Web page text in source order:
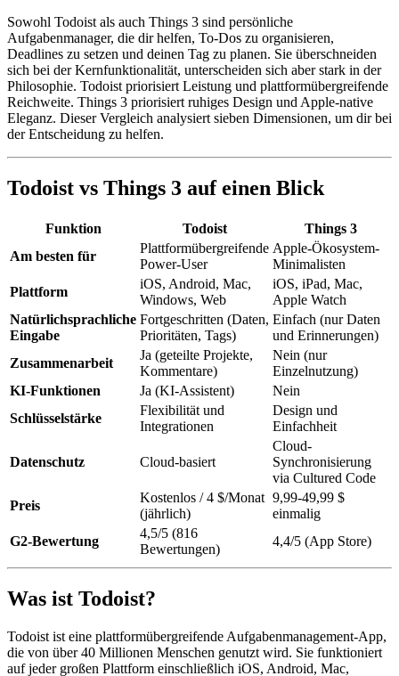
Sowohl Todoist als auch Things 3 sind persönliche
Aufgabenmanager, die dir helfen, To-Dos zu organisieren,
Deadlines zu setzen und deinen Tag zu planen. Sie überschneiden
sich bei der Kernfunktionalität, unterscheiden sich aber stark in der
Philosophie. Todoist priorisiert Leistung und plattformübergreifende
Reichweite. Things 3 priorisiert ruhiges Design und Apple-native
Eleganz. Dieser Vergleich analysiert sieben Dimensionen, um dir bei
der Entscheidung zu helfen.
Todoist vs Things 3 auf einen Blick
Funktion Todoist
Things 3
Am besten für
Plattformübergreifende
Power-User
Apple-Ökosystem-
Minimalisten
Plattform
iOS, Android, Mac,
Windows, Web
iOS, iPad, Mac,
Apple Watch
Natürlichsprachliche
Eingabe
Fortgeschritten (Daten,
Prioritäten, Tags)
Einfach (nur Daten
und Erinnerungen)
Zusammenarbeit
Ja (geteilte Projekte,
Kommentare)
Nein (nur
Einzelnutzung)
KI-Funktionen
Ja (KI-Assistent)
Nein
Schlüsselstärke
Flexibilität und
Integrationen
Design und
Einfachheit
Datenschutz Cloud-basiert
Cloud-
Synchronisierung
via Cultured Code
Preis
Kostenlos / 4 $/Monat
(jährlich)
9,99-49,99 $
einmalig
G2-Bewertung
4,5/5 (816
Bewertungen)
4,4/5 (App Store)
Was ist Todoist?
Todoist ist eine plattformübergreifende Aufgabenmanagement-App,
die von über 40 Millionen Menschen genutzt wird. Sie funktioniert
auf jeder großen Plattform einschließlich iOS, Android, Mac,